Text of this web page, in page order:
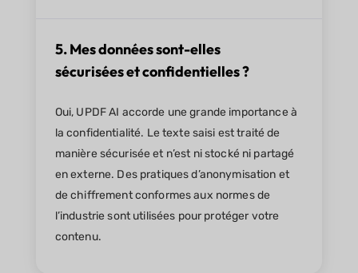
5. Mes données sont-elles
sécurisées et confidentielles ?
Oui, UPDF AI accorde une grande importance à
la confidentialité. Le texte saisi est traité de
manière sécurisée et n’est ni stocké ni partagé
en externe. Des pratiques d’anonymisation et
de chiffrement conformes aux normes de
l’industrie sont utilisées pour protéger votre
contenu.